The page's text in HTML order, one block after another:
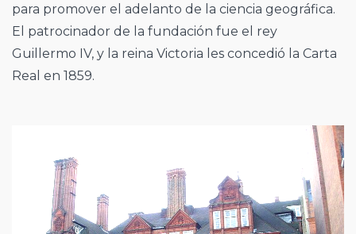
para promover el adelanto de la ciencia geográfica.
El patrocinador de la fundación fue el rey
Guillermo IV, y la reina Victoria les concedió la Carta
Real en 1859.